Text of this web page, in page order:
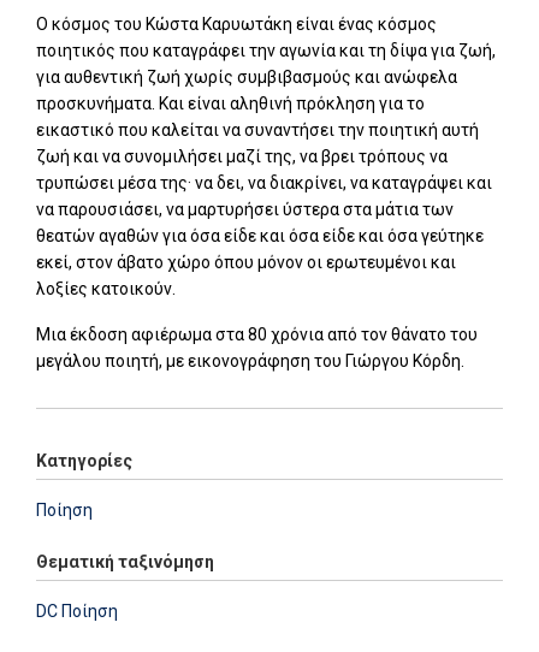
Ο κόσμος του Κώστα Καρυωτάκη είναι ένας κόσμος
ποιητικός που καταγράφει την αγωνία και τη δίψα για ζωή,
για αυθεντική ζωή χωρίς συμβιβασμούς και ανώφελα
προσκυνήματα. Και είναι αληθινή πρόκληση για το
εικαστικό που καλείται να συναντήσει την ποιητική αυτή
ζωή και να συνομιλήσει μαζί της, να βρει τρόπους να
τρυπώσει μέσα της· να δει, να διακρίνει, να καταγράψει και
να παρουσιάσει, να μαρτυρήσει ύστερα στα μάτια των
θεατών αγαθών για όσα είδε και όσα είδε και όσα γεύτηκε
εκεί, στον άβατο χώρο όπου μόνον οι ερωτευμένοι και
λοξίες κατοικούν.
Μια έκδοση αφιέρωμα στα 80 χρόνια από τον θάνατο του
μεγάλου ποιητή, με εικονογράφηση του Γιώργου Κόρδη.
Κατηγορίες
Ποίηση
Θεματική ταξινόμηση
DC Ποίηση